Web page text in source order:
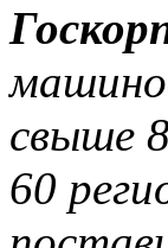
свыше
60